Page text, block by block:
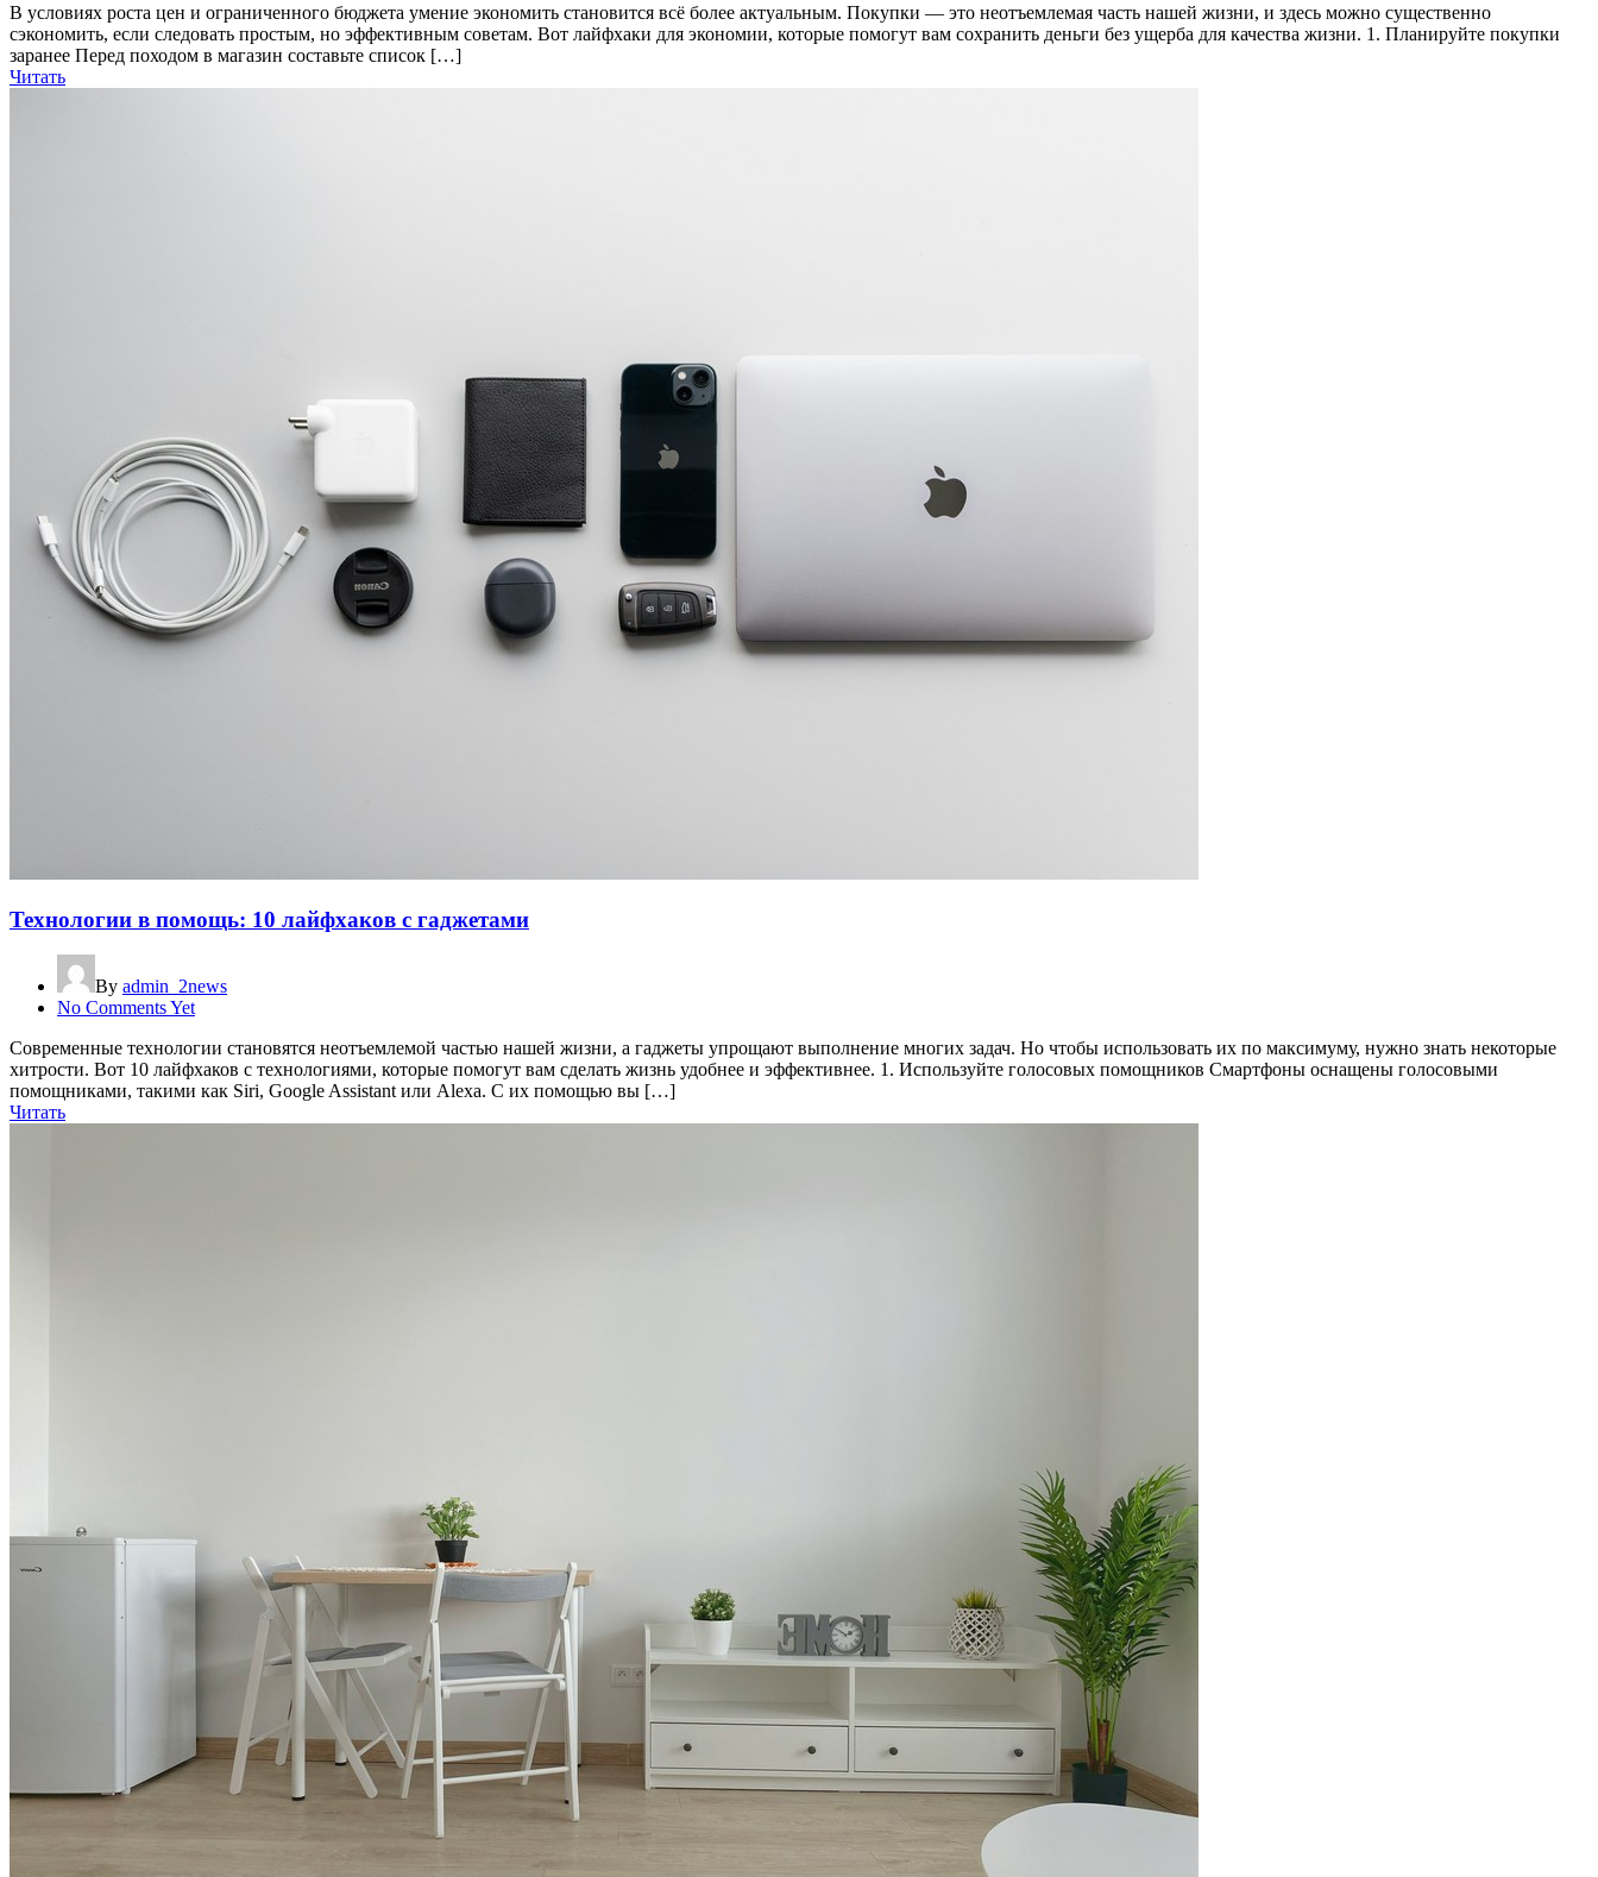
В условиях роста цен и ограниченного бюджета умение экономить становится всё более актуальным. Покупки — это неотъемлемая часть нашей жизни, и здесь можно существенно
сэкономить, если следовать простым, но эффективным советам. Вот лайфхаки для экономии, которые помогут вам сохранить деньги без ущерба для качества жизни. 1. Планируйте покупки
заранее Перед походом в магазин составьте список […]
Читать
Технологии в помощь: 10 лайфхаков с гаджетами
By admin_2news
No Comments Yet
Современные технологии становятся неотъемлемой частью нашей жизни, а гаджеты упрощают выполнение многих задач. Но чтобы использовать их по максимуму, нужно знать некоторые
хитрости. Вот 10 лайфхаков с технологиями, которые помогут вам сделать жизнь удобнее и эффективнее. 1. Используйте голосовых помощников Смартфоны оснащены голосовыми
помощниками, такими как Siri, Google Assistant или Alexa. С их помощью вы […]
Читать